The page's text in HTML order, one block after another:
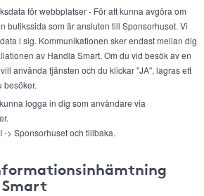
för webbplatser - För att kunna avgöra om
butikssida som är ansluten till Sponsorhuset. Vi
i sig. Kommunikationen sker endast mellan dig
av Handla Smart. Om du vid besök av en
använda tjänsten och du klickar "JA", lagras ett
besöker.
logga in dig som användare via
-> Sponsorhuset och tillbaka.